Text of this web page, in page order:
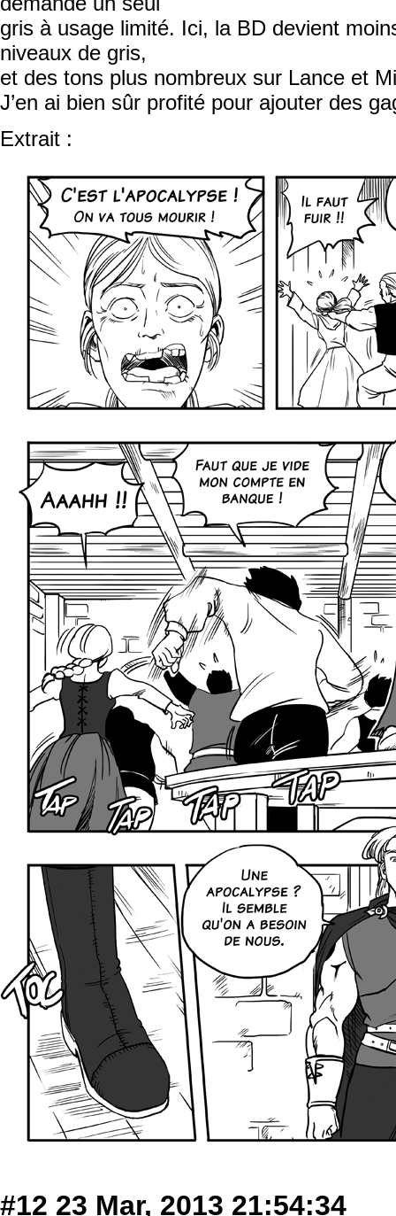
gris à usage limité. Ici, la BD devient
niveaux de gris,
et des tons plus nombreux sur Lance et
J’en ai bien sûr profité pour ajouter des
Extrait :
#12 23 Mar, 2013 21:54:34